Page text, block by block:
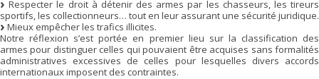
Respecter le droit à détenir des armes par les chasseurs, les tireurs
sportifs, les collectionneurs… tout en leur assurant une sécurité juridique.
Mieux empêcher les trafics illicites.
Notre réflexion s’est portée en premier lieu sur la classification des
armes pour distinguer celles qui pouvaient être acquises sans formalités
administratives excessives de celles pour lesquelles divers accords
internationaux imposent des contraintes.